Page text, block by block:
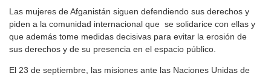
Las mujeres de Afganistán siguen defendiendo sus derechos y
piden a la comunidad internacional que se solidarice con ellas y
que además tome medidas decisivas para evitar la erosión de
sus derechos y de su presencia en el espacio público.
El 23 de septiembre, las misiones ante las Naciones Unidas de